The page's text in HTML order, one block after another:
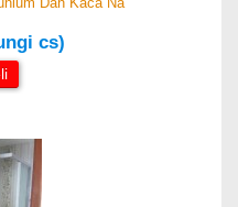
cs)